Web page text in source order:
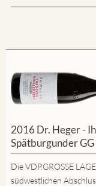
2016 Dr. Heger -
Spätburgunder GG
Die VDP.GROSSE
südwestlichen